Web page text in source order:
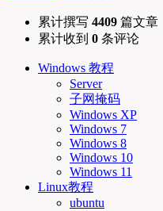
累计撰写 4409 篇文章
累计收到 0 条评论
Windows 教程
Server
子网掩码
Windows XP
Windows 7
Windows 8
Windows 10
Windows 11
Linux教程
ubuntu